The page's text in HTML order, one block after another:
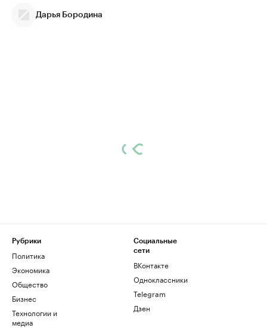
Дарья Бородина
Рубрики
Политика
Экономика
Общество
Бизнес
Технологии и
медиа
Социальные
сети
ВКонтакте
Одноклассники
Telegram
Дзен